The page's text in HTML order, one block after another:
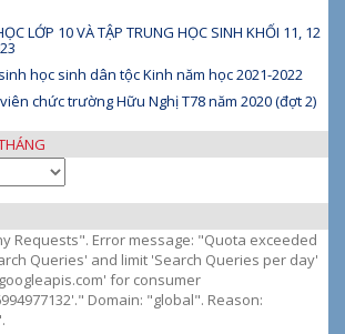
LỚP 10 VÀ TẬP TRUNG HỌC SINH KHỐI 11, 12
học sinh dân tộc Kinh năm học 2021-2022
chức trường Hữu Nghị T78 năm 2020 (đợt 2)
Requests". Error message: "Quota exceeded
Queries' and limit 'Search Queries per day'
for consumer
Domain: "global". Reason: